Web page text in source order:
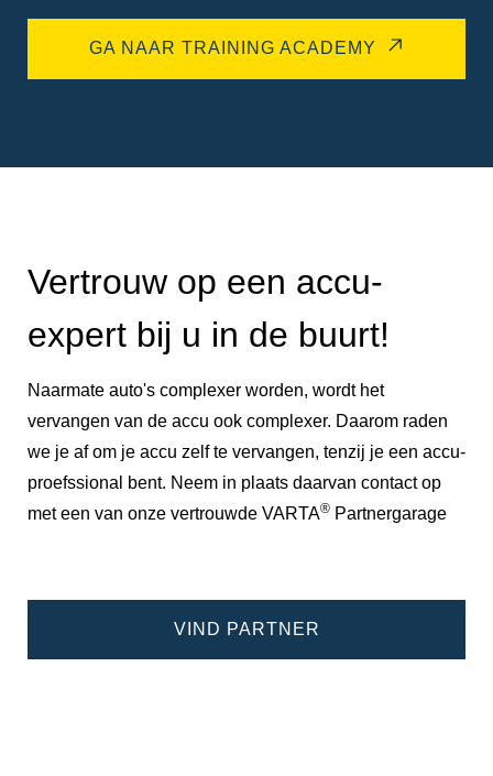
GA NAAR TRAINING ACADEMY
Vertrouw op een accu-
expert bij u in de buurt!
Naarmate auto's complexer worden, wordt het
vervangen van de accu ook complexer. Daarom raden
we je af om je accu zelf te vervangen, tenzij je een accu-
proefssional bent. Neem in plaats daarvan contact op
met een van onze vertrouwde VARTA® Partnergarage
VIND PARTNER